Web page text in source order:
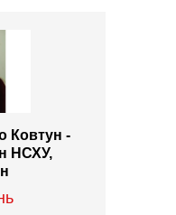
Ковтун -
НСХУ,